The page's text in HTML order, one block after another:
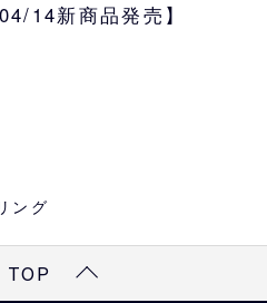
使いでもバファロー
14新商品発売】
ング
TOP